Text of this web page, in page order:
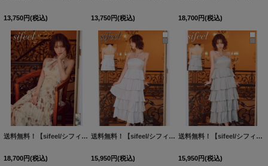
13,750円(税込) 13,750円(税込) 18,700円(税込)
送料無料！【sifeel/シフィール】ビジュー/ホルターネック/プリーツ/ティアード/谷間見せ/総柄/ワンピースドレス/キャバドレス【XS-Mサイズ/2カラー】[OF03]【YN】dzwsLD【予約商品/8月中旬発送予定】
18,700円(税込)
送料無料！【sifeel/シフィール】ホルターネック/ビジュー/フリル/ティアード/胸元隠し/ワンピース/ロングドレス/キャバドレス【XS-Mサイズ/2カラー】[OF03]【YN】dzwsLD
15,950円(税込)
送料無料！【sifeel/シフィール】ホルターネック/ビジュー/フリル/ティアード/胸元隠し/ワンピース/ロングドレス/キャバドレス【XS-Mサイズ/2カラー】[OF03]【YN】dzwsLD
15,950円(税込)